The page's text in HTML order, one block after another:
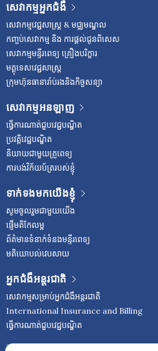
សេវាកម្មអ្នកជំងឺ
សេវាកម្មវេជ្ជសាស្រ្ត & មជ្ឈមណ្ឌល
កញ្ចប់សេវាកម្ម និង ការផ្តល់ជូនពិសេស
សេវាកម្មមន្ទីរពេទ្យ គ្រឿងបរិក្ខារ
មគ្គុទេសវេជ្ជសាស្ត្រ
ក្រុមហ៊ុនធានារ៉ាប់រងនិងកិច្ចសន្យា
សេវាកម្មអនឡាញ
ធ្វើការណាត់ជួបវេជ្ជបណ្ឌិត
ប្រវត្តិវេជ្ជបណ្ឌិត
និយាយជាមួយគ្រូពេទ្យ
ការបង់វិក័យប័ត្ររបស់ខ្ញុំ
ទាក់ទងមកយើងខ្ញុំ
សូមចូលរួមជាមួយយើង
ផ្ញើមតិកែលម្អ
ព័ត៌មានទំនាក់ទំនងមន្ទីរពេទ្យ
មតិយោបល់វេបសាយ
អ្នកជំងឺអន្តរជាតិ
សេវាកម្មសម្រាប់អ្នកជំងឺអន្តរជាតិ
International Insurance and Billing
ធ្វើការណាត់ជួបវេជ្ជបណ្ឌិត